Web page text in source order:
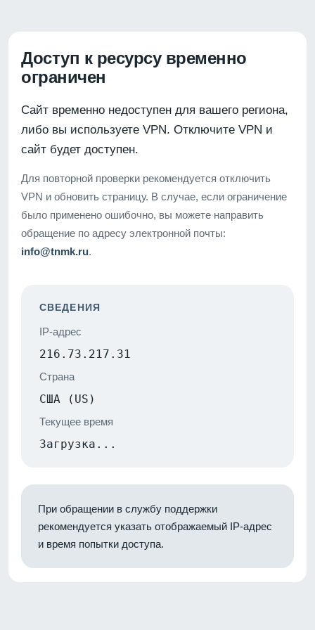
Доступ к ресурсу временно
ограничен
Сайт временно недоступен для вашего региона,
либо вы используете VPN. Отключите VPN и
сайт будет доступен.
Для повторной проверки рекомендуется отключить
VPN и обновить страницу. В случае, если ограничение
было применено ошибочно, вы можете направить
обращение по адресу электронной почты:
info@tnmk.ru.
СВЕДЕНИЯ
IP-адрес
216.73.217.31
Страна
США (US)
Текущее время
Загрузка...
При обращении в службу поддержки
рекомендуется указать отображаемый IP-адрес
и время попытки доступа.